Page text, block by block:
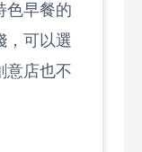
色早餐的
，可以選
意店也不